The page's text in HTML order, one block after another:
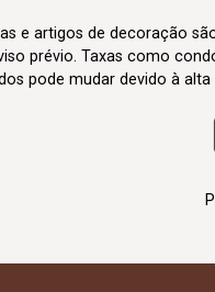
e artigos de decoração
prévio. Taxas como
pode mudar devido à